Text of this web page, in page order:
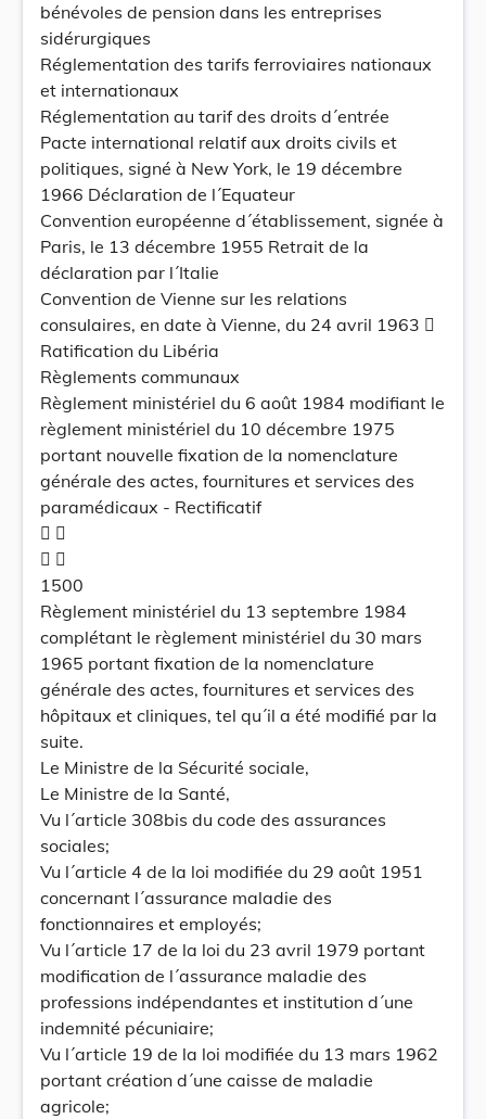
bénévoles de pension dans les entreprises
sidérurgiques
Réglementation des tarifs ferroviaires nationaux
et internationaux
Réglementation au tarif des droits d´entrée
Pacte international relatif aux droits civils et
politiques, signé à New York, le 19 décembre
1966 Déclaration de l´Equateur
Convention européenne d´établissement, signée à
Paris, le 13 décembre 1955 Retrait de la
déclaration par l´Italie
Convention de Vienne sur les relations
consulaires, en date à Vienne, du 24 avril 1963 
Ratification du Libéria
Règlements communaux
Règlement ministériel du 6 août 1984 modifiant le
règlement ministériel du 10 décembre 1975
portant nouvelle fixation de la nomenclature
générale des actes, fournitures et services des
paramédicaux - Rectificatif
 
 
1500
Règlement ministériel du 13 septembre 1984
complétant le règlement ministériel du 30 mars
1965 portant fixation de la nomenclature
générale des actes, fournitures et services des
hôpitaux et cliniques, tel qu´il a été modifié par la
suite.
Le Ministre de la Sécurité sociale,
Le Ministre de la Santé,
Vu l´article 308bis du code des assurances
sociales;
Vu l´article 4 de la loi modifiée du 29 août 1951
concernant l´assurance maladie des
fonctionnaires et employés;
Vu l´article 17 de la loi du 23 avril 1979 portant
modification de l´assurance maladie des
professions indépendantes et institution d´une
indemnité pécuniaire;
Vu l´article 19 de la loi modifiée du 13 mars 1962
portant création d´une caisse de maladie
agricole;